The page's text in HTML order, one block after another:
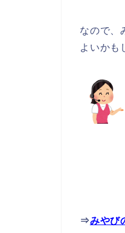
なので、
よいかも
⇒みやび